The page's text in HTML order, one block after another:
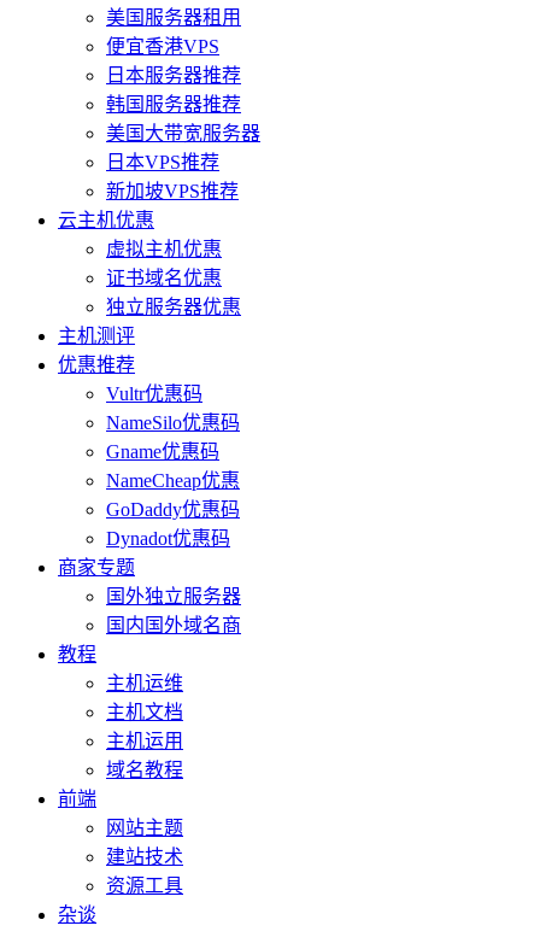
美国服务器租用
便宜香港VPS
日本服务器推荐
韩国服务器推荐
美国大带宽服务器
日本VPS推荐
新加坡VPS推荐
云主机优惠
虚拟主机优惠
证书域名优惠
独立服务器优惠
主机测评
优惠推荐
Vultr优惠码
NameSilo优惠码
Gname优惠码
NameCheap优惠
GoDaddy优惠码
Dynadot优惠码
商家专题
国外独立服务器
国内国外域名商
教程
主机运维
主机文档
主机运用
域名教程
前端
网站主题
建站技术
资源工具
杂谈